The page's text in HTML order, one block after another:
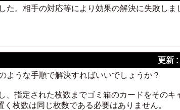
。相手の対応等により効果の解決に失敗しま
更新
ような手順で解決すればいいでしょうか？
指定された枚数までゴミ箱のカードをそのキ
枚数は同じ枚数である必要はありません。